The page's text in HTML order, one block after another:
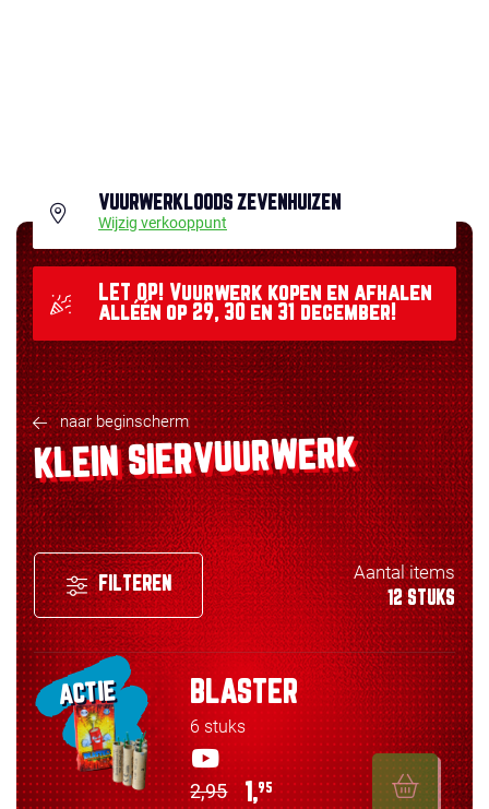
VUURWERKLOODS ZEVENHUIZEN
Wijzig verkooppunt
LET OP! Vuurwerk kopen en afhalen
alléén op 29, 30 en 31 december!
naar beginscherm
KLEIN SIERVUURWERK
FILTEREN
Aantal items
12 STUKS
ACTIE BLASTER
6 stuks
2,95 1,95